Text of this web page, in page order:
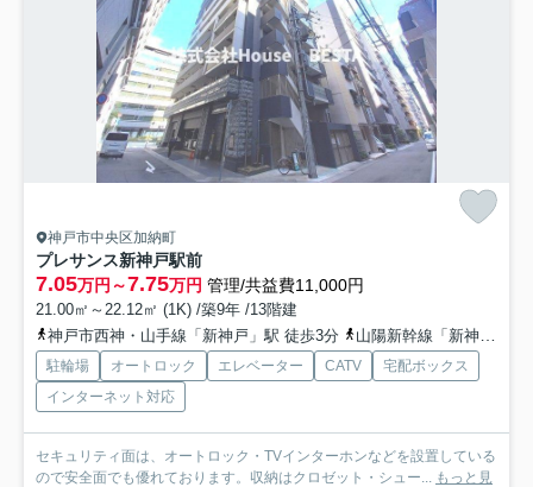
神戸市中央区加納町
プレサンス新神戸駅前
7.05万円～7.75万円 管理/共益費11,000円
21.00㎡～22.12㎡ (1K) /築9年 /13階建
神戸市西神・山手線「新神戸」駅 徒歩3分
山陽新幹線「新神戸」駅 徒歩6分
駐輪場 オートロック エレベーター CATV
宅配ボックス
インターネット対応
セキュリティ面は、オートロック・TVインターホンなどを設置している
ので安全面でも優れております。収納はクロゼット・シュー...
もっと見